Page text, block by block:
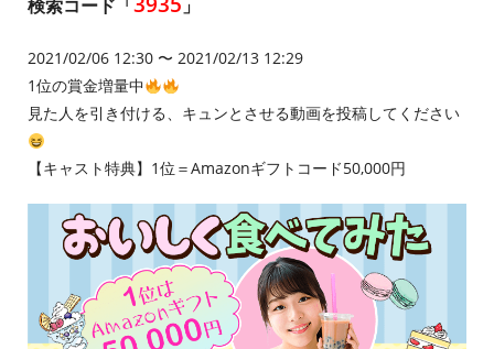
検索コード「 」
2021/02/06 12:30 〜 2021/02/13 12:29
1位の賞金増量中
見た人を引き付ける、キュンとさせる動画を投稿してください
【キャスト特典】1位＝Amazonギフトコード50,000円